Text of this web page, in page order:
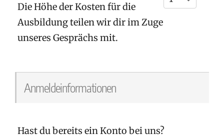
Die Höhe der Kosten für die
Ausbildung teilen wir dir im Zuge
unseres Gesprächs mit.
Anmeldeinformationen
Hast du bereits ein Konto bei uns?